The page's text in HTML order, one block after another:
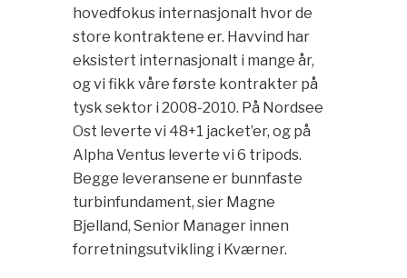
hovedfokus internasjonalt hvor de
store kontraktene er. Havvind har
eksistert internasjonalt i mange år,
og vi fikk våre første kontrakter på
tysk sektor i 2008-2010. På Nordsee
Ost leverte vi 48+1 jacket’er, og på
Alpha Ventus leverte vi 6 tripods.
Begge leveransene er bunnfaste
turbinfundament, sier Magne
Bjelland, Senior Manager innen
forretningsutvikling i Kværner.